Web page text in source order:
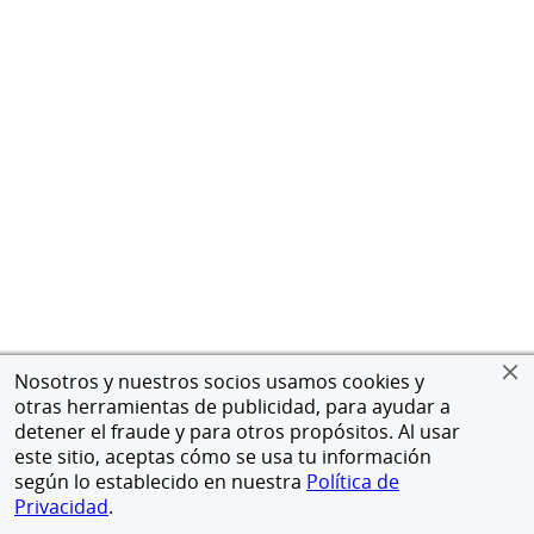
Nosotros y nuestros socios usamos cookies y
otras herramientas de publicidad, para ayudar a
detener el fraude y para otros propósitos. Al usar
este sitio, aceptas cómo se usa tu información
según lo establecido en nuestra Política de
Privacidad.